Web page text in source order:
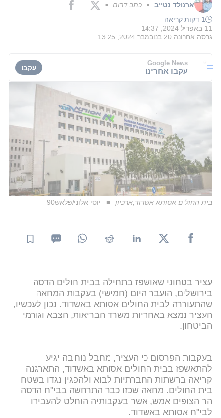
ארנולד נטייב ■ כתב דרום ■
1 דקות קריאה
11 באפריל 2024, 14:37
גרסה אחרונה 20 בנובמבר 2024, 13:25
Google News
עקבו אחרינו עקבו
בית החולים אסותא אשדוד,ארכיון יוסי אלוני/פלאש90
עציר בטחוני שאושפז בתחילה בבית חולים הדסה
בירושלים, הועבר היום (חמישי) בעקבות המחאה
שהתעוררה לבית החולים אסותא באשדוד. נכון לעכשיו,
העציר נמצא באחריות משרד הבריאות, הצבא וגורמי
הביטחון.
בעקבות הפרסום כי העציר, מחבל נוח'בה יגיע
להתאשפז בבית החולים אסותא באשדוד, התארגנה
קריאה ברשתות החברתיות לבוא ולהפגין נגדו בשטח
בית החולים. מחאה שכזו כבר התרחשה בבי"ח הדסה
הר הצופים אמש, אשר בעקבותיה הוחלט להעבירו
לבי"ח אסותא באשדוד.